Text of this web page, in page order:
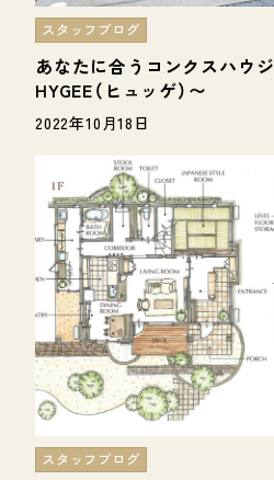
あなたに合うコンクスハウ
HYGEE（ヒュッゲ）〜
スタッフブログ
2022年10月18日
スタッフブログ